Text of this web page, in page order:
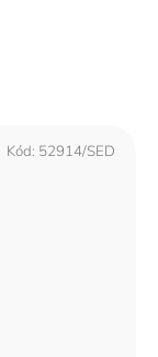
Kód: 52914/SED